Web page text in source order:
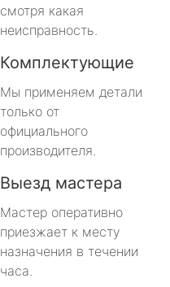
смотря какая
неисправность.
Комплектующие
Мы применяем детали
только от
официального
производителя.
Выезд мастера
Мастер оперативно
приезжает к месту
назначения в течении
часа.